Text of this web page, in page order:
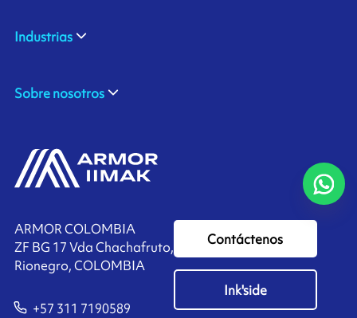
ARMOR COLOMBIA
ZF BG 17 Vda Chachafruto,
Rionegro, COLOMBIA
+57 311 7190589
Contáctenos
Ink'side
Industrias
Sobre nosotros